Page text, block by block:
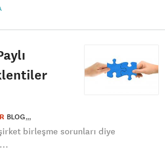
BLOG
birleşme sorunları diye